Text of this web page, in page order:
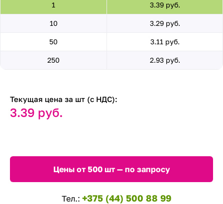
1 3.39 руб.
10 3.29 руб.
50 3.11 руб.
250 2.93 руб.
Текущая цена за шт (с НДС):
3.39 руб.
Цены от 500 шт — по запросу
Тел.: +375 (44) 500 88 99